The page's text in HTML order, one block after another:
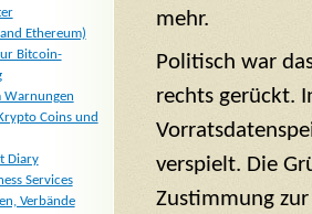
mehr.
Politisch war
rechts gerückt.
verspielt. Die
Zustimmung
Ethereum)
Bitcoin-
Warnungen
Coins und
Diary
Services
Verbände